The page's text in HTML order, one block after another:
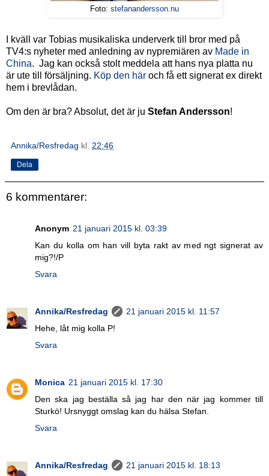
Foto: stefanandersson.nu
I kväll var Tobias musikaliska underverk till bror med på
TV4:s nyheter med anledning av nypremiären av Made in
China. Jag kan också stolt meddela att hans nya platta nu
är ute till försäljning. Köp den här och få ett signerat ex direkt
hem i brevlådan.
Om den är bra? Absolut, det är ju Stefan Andersson!
Annika/Resfredag kl. 22:46
Dela
6 kommentarer:
Anonym 21 januari 2015 kl. 03:39
Kan du kolla om han vill byta rakt av med ngt signerat av
mig?!/P
Svara
Annika/Resfredag
21 januari 2015 kl. 11:57
Hehe, låt mig kolla P!
Svara
Monica 21 januari 2015 kl. 17:30
Den ska jag beställa så jag har den när jag kommer till
Sturkö! Ursnyggt omslag kan du hälsa Stefan.
Svara
Annika/Resfredag
21 januari 2015 kl. 18:13